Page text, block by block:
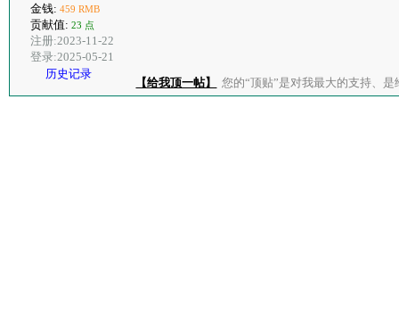
金钱: 459 RMB
贡献值: 23 点
注册:2023-11-22
登录:2025-05-21
历史记录
【给我顶一帖】 您的“顶贴”是对我最大的支持、